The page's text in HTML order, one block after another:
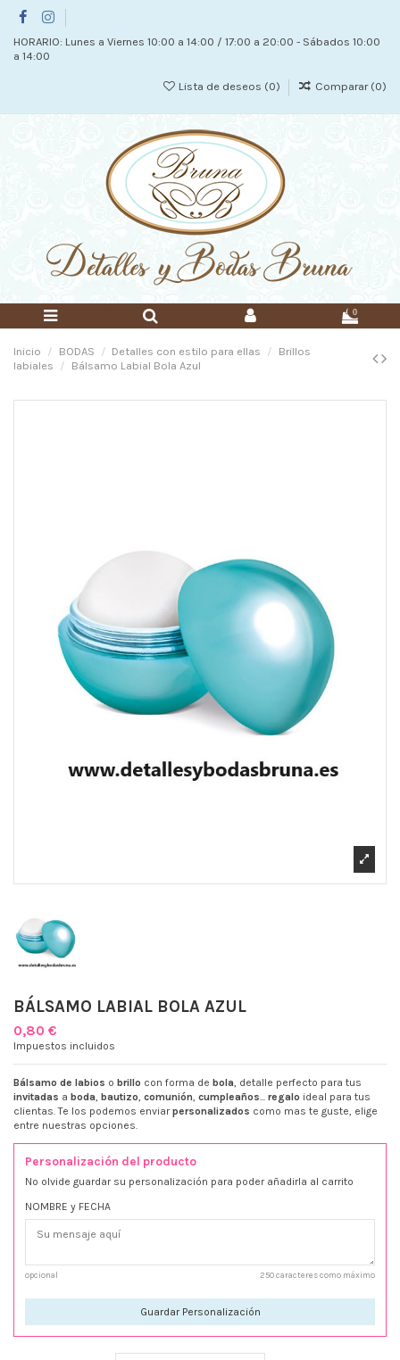
HORARIO: Lunes a Viernes 10:00 a 14:00 / 17:00 a 20:00 - Sábados 10:00
a 14:00
Lista de deseos (0) Comparar (0)
0
Inicio BODAS Detalles con estilo para ellas
Brillos
labiales
Bálsamo Labial Bola Azul
BÁLSAMO LABIAL BOLA AZUL
0,80 €
Impuestos incluidos
Bálsamo de labios o brillo con forma de bola, detalle perfecto para tus
invitadas a boda, bautizo, comunión, cumpleaños... regalo ideal para tus
clientas. Te los podemos enviarpersonalizados como mas te guste, elige
entre nuestras opciones.
Personalización del producto
No olvide guardar su personalización para poder añadirla al carrito
NOMBRE y FECHA
opcional 250 caracteres como máximo
Guardar Personalización